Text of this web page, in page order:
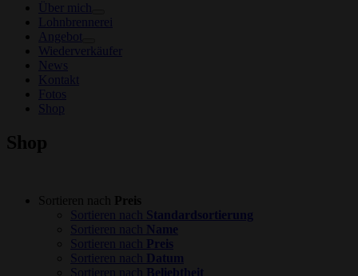
Über mich
Lohnbrennerei
Angebot
Wiederverkäufer
News
Kontakt
Fotos
Shop
Shop
Sortieren nach
Preis
Sortieren nach Standardsortierung
Sortieren nach
Name
Sortieren nach
Preis
Sortieren nach
Datum
Sortieren nach
Beliebtheit